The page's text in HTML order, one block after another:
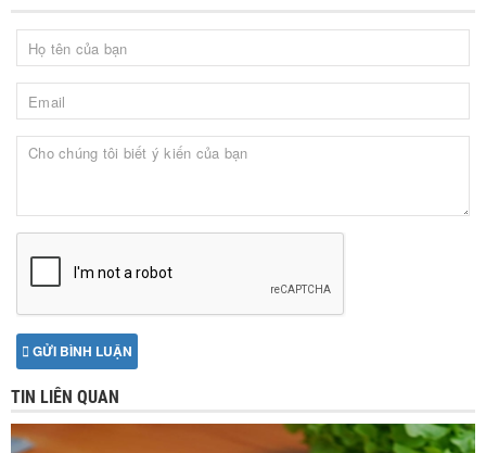
GỬI BÌNH LUẬN
TIN LIÊN QUAN